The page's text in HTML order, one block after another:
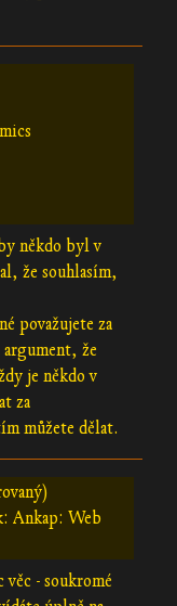
někdo byl v
že souhlasím,
považujete za
že
je někdo v
za
můžete dělat.
Ankap: Web
- soukromé